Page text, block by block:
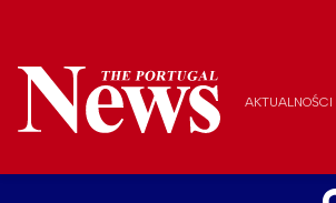
AKTUALNOŚCI